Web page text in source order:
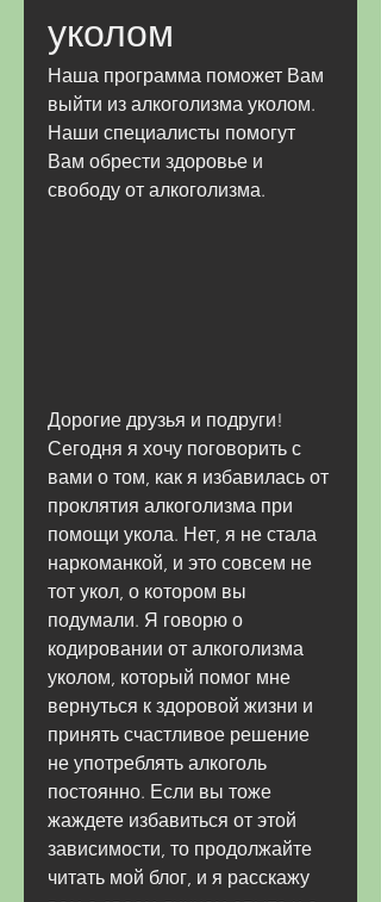
уколом
Наша программа поможет Вам
выйти из алкоголизма уколом.
Наши специалисты помогут
Вам обрести здоровье и
свободу от алкоголизма.
Дорогие друзья и подруги!
Сегодня я хочу поговорить с
вами о том, как я избавилась от
проклятия алкоголизма при
помощи укола. Нет, я не стала
наркоманкой, и это совсем не
тот укол, о котором вы
подумали. Я говорю о
кодировании от алкоголизма
уколом, который помог мне
вернуться к здоровой жизни и
принять счастливое решение
не употреблять алкоголь
постоянно. Если вы тоже
жаждете избавиться от этой
зависимости, то продолжайте
читать мой блог, и я расскажу